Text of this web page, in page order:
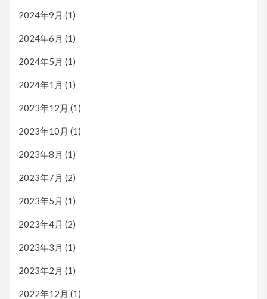
2024年9月 (1)
2024年6月 (1)
2024年5月 (1)
2024年1月 (1)
2023年12月 (1)
2023年10月 (1)
2023年8月 (1)
2023年7月 (2)
2023年5月 (1)
2023年4月 (2)
2023年3月 (1)
2023年2月 (1)
2022年12月 (1)